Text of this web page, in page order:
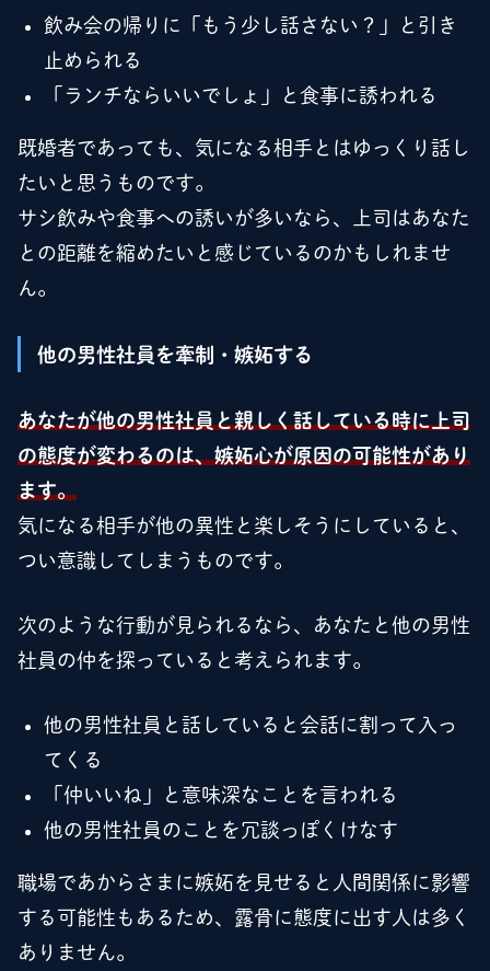
飲み会の帰りに「もう少し話さない？」と引き
止められる
「ランチならいいでしょ」と食事に誘われる
既婚者であっても、気になる相手とはゆっくり話し
たいと思うものです。
サシ飲みや食事への誘いが多いなら、上司はあなた
との距離を縮めたいと感じているのかもしれませ
ん。
他の男性社員を牽制・嫉妬する
あなたが他の男性社員と親しく話している時に上司
の態度が変わるのは、嫉妬心が原因の可能性があり
ます。
気になる相手が他の異性と楽しそうにしていると、
つい意識してしまうものです。
次のような行動が見られるなら、あなたと他の男性
社員の仲を探っていると考えられます。
他の男性社員と話していると会話に割って入っ
てくる
「仲いいね」と意味深なことを言われる
他の男性社員のことを冗談っぽくけなす
職場であからさまに嫉妬を見せると人間関係に影響
する可能性もあるため、露骨に態度に出す人は多く
ありません。